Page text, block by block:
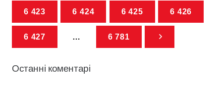
6 423 6 424 6 425 6 426
6 427 … 6 781
Останні коментарі